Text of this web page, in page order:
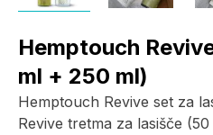
Hemptouch
ml + 250 ml)
Hemptouch Revive set za
Revive tretma za lasišče